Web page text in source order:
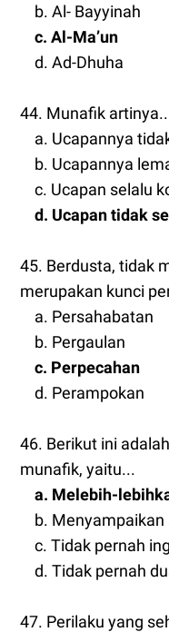
b. Al- Bayyinah
c. Al-Ma’un
d. Ad-Dhuha
44. Munafik
a. Ucapannya
b. Ucapannya
c. Ucapan selalu
d. Ucapan tidak
45. Berdusta, tidak
merupakan kunci
a. Persahabatan
b. Pergaulan
c. Perpecahan
d. Perampokan
46. Berikut ini
munafik, yaitu...
a. Melebih-
b. Menyampaikan
c. Tidak pernah
d. Tidak pernah
47. Perilaku yang